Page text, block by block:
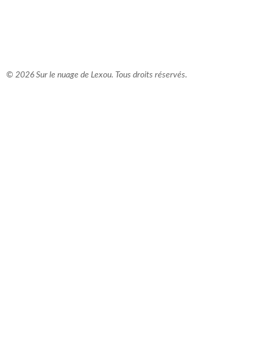
© 2026 Sur le nuage de Lexou. Tous droits réservés.